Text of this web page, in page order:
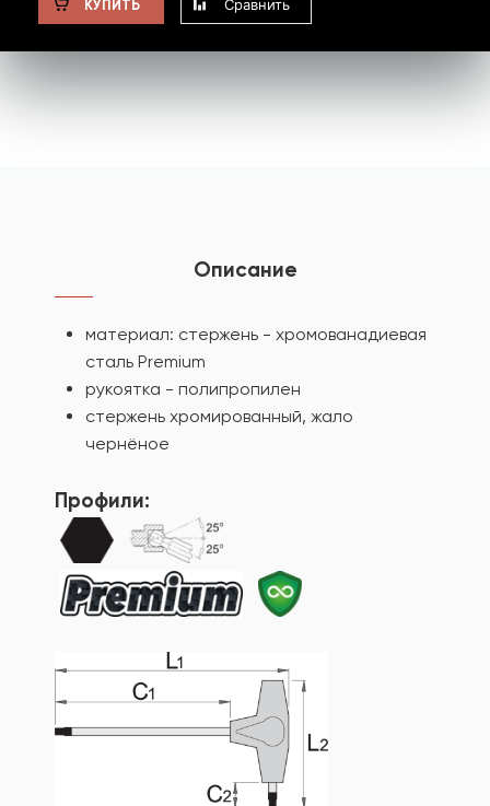
КУПИТЬ Сравнить
Описание
материал: стержень - хромованадиевая
сталь Premium
рукоятка - полипропилен
стержень хромированный, жало
чернёное
Профили: